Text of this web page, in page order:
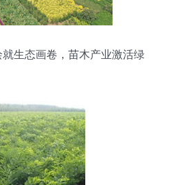
生态画卷，苗木产业激活绿